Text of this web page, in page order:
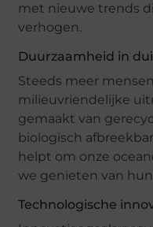
met nieuwe trends
verhogen.
Duurzaamheid in
Steeds meer
milieuvriendelijke
gemaakt van
biologisch
helpt om onze
we genieten van
Technologische